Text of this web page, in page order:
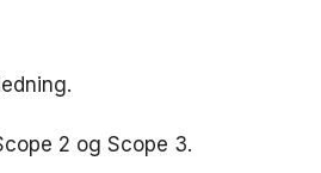
2 og Scope 3.